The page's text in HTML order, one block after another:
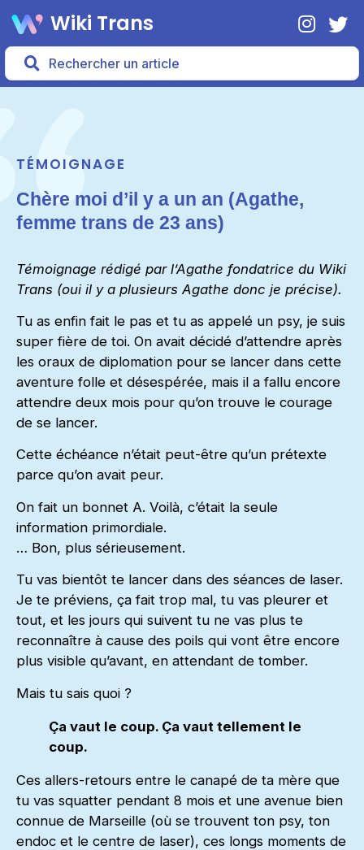
Wiki Trans
TÉMOIGNAGE
Chère moi d’il y a un an (Agathe,
femme trans de 23 ans)
Témoignage rédigé par l’Agathe fondatrice du Wiki
Trans (oui il y a plusieurs Agathe donc je précise).
Tu as enfin fait le pas et tu as appelé un psy, je suis
super fière de toi. On avait décidé d’attendre après
les oraux de diplomation pour se lancer dans cette
aventure folle et désespérée, mais il a fallu encore
attendre deux mois pour qu’on trouve le courage
de se lancer.
Cette échéance n’était peut-être qu’un prétexte
parce qu’on avait peur.
On fait un bonnet A. Voilà, c’était la seule
information primordiale.
… Bon, plus sérieusement.
Tu vas bientôt te lancer dans des séances de laser.
Je te préviens, ça fait trop mal, tu vas pleurer et
tout, et les jours qui suivent tu ne vas plus te
reconnaître à cause des poils qui vont être encore
plus visible qu’avant, en attendant de tomber.
Mais tu sais quoi ?
Ça vaut le coup. Ça vaut tellement le
coup.
Ces allers-retours entre le canapé de ta mère que
tu vas squatter pendant 8 mois et une avenue bien
connue de Marseille (où se trouvent ton psy, ton
endoc et le centre de laser), ces longs moments de